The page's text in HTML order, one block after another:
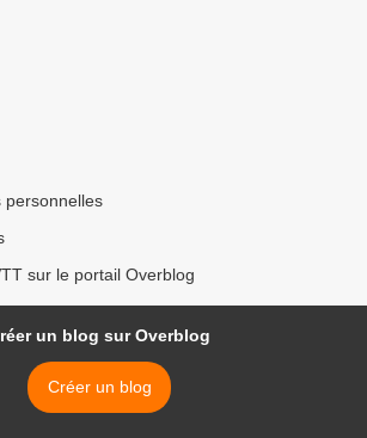
personnelles
sur le portail Overblog
un blog sur Overblog
Créer un blog